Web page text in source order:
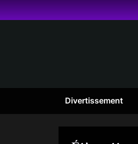
Skip
to
Divertissement